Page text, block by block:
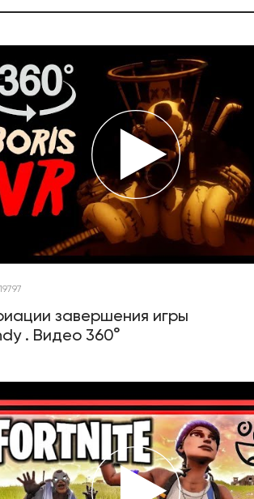
19797
завершения игры
. Видео 360°